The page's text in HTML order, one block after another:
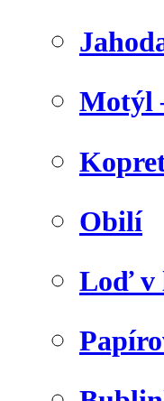
Motýl
Obilí
Loď v